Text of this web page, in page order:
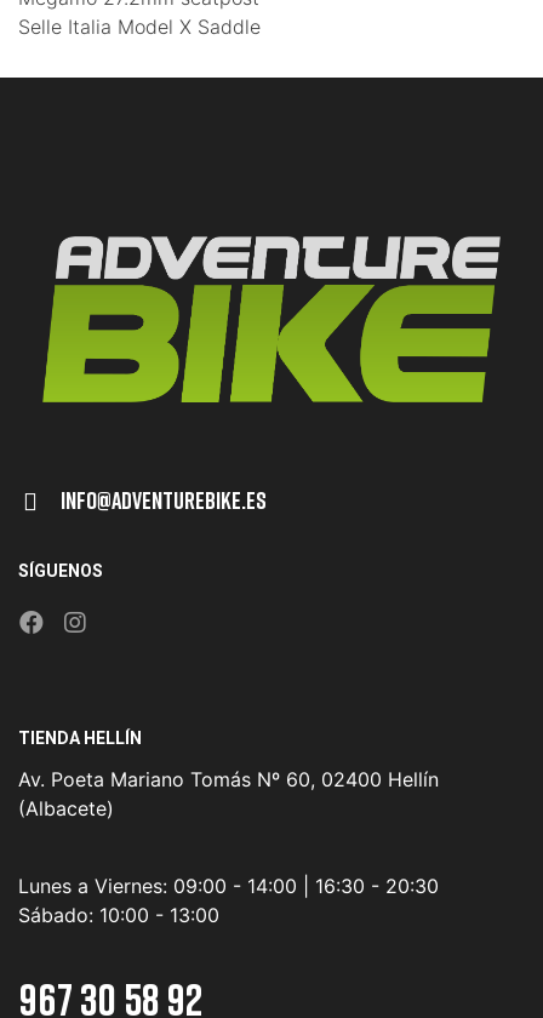
Selle Italia Model X Saddle
Info@adventurebike.es
SÍGUENOS
TIENDA HELLÍN
Av. Poeta Mariano Tomás Nº 60, 02400 Hellín
(Albacete)
Lunes a Viernes: 09:00 - 14:00 | 16:30 - 20:30
Sábado: 10:00 - 13:00
967 30 58 92